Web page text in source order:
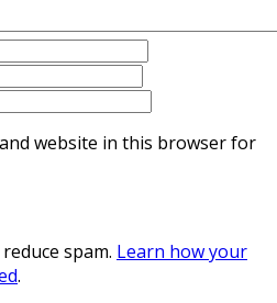
website in this browser for
spam. Learn how your
.